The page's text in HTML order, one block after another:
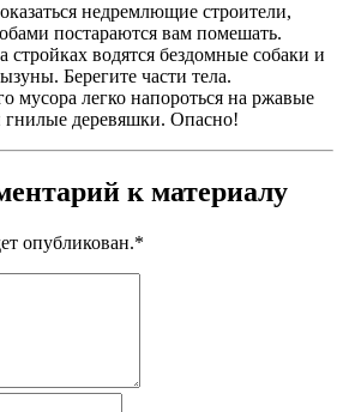
недремлющие строители,
постараются вам помешать.
стройках водятся бездомные собаки и
Берегите части тела.
мусора легко напороться на ржавые
гнилые деревяшки. Опасно!
к материалу
опубликован.*